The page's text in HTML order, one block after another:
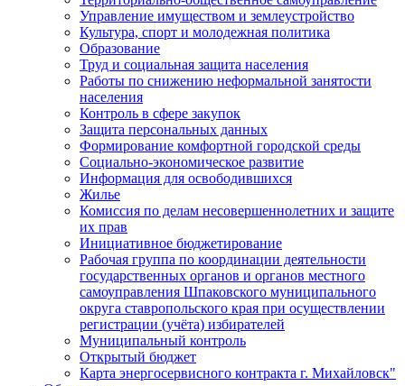
Управление имуществом и землеустройство
Культура, спорт и молодежная политика
Образование
Труд и социальная защита населения
Работы по снижению неформальной занятости
населения
Контроль в сфере закупок
Защита персональных данных
Формирование комфортной городской среды
Социально-экономическое развитие
Информация для освободившихся
Жилье
Комиссия по делам несовершеннолетних и защите
их прав
Инициативное бюджетирование
Рабочая группа по координации деятельности
государственных органов и органов местного
самоуправления Шпаковского муниципального
округа ставропольского края при осуществлении
регистрации (учёта) избирателей
Муниципальный контроль
Открытый бюджет
Карта энергосервисного контракта г. Михайловск"